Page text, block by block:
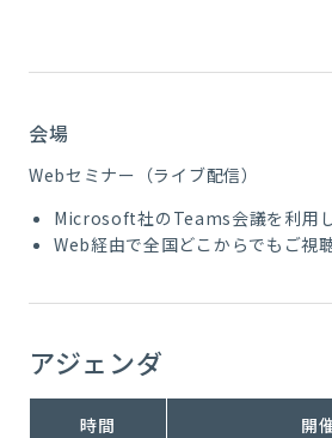
会場
Webセミナー（ライブ配信）
Microsoft社のTeams会議を利用し
Web経由で全国どこからでもご視
アジェンダ
時間 開